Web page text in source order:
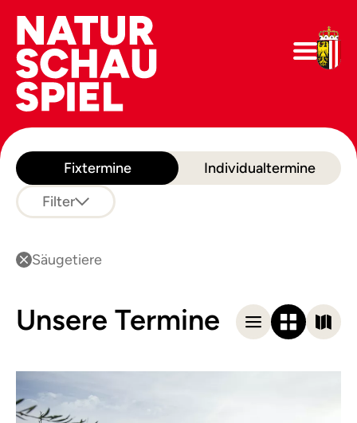
Fixtermine
Individualtermine
Filter
Säugetiere
Unsere Termine